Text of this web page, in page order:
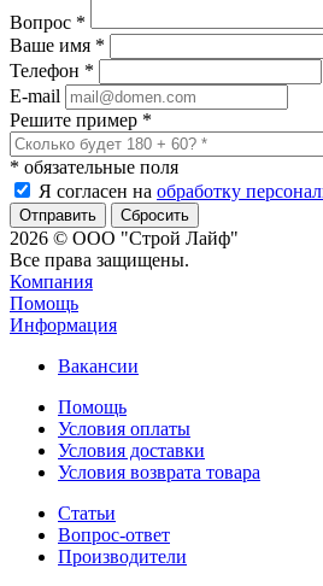
Вопрос *
Ваше имя *
Телефон *
E-mail
Решите пример *
* обязательные поля
Я согласен на обработку
Сбросить
2026 © ООО "Строй Лайф"
Все права защищены.
Компания
Помощь
Информация
Вакансии
Помощь
Условия оплаты
Условия доставки
Условия возврата товара
Статьи
Вопрос-ответ
Производители